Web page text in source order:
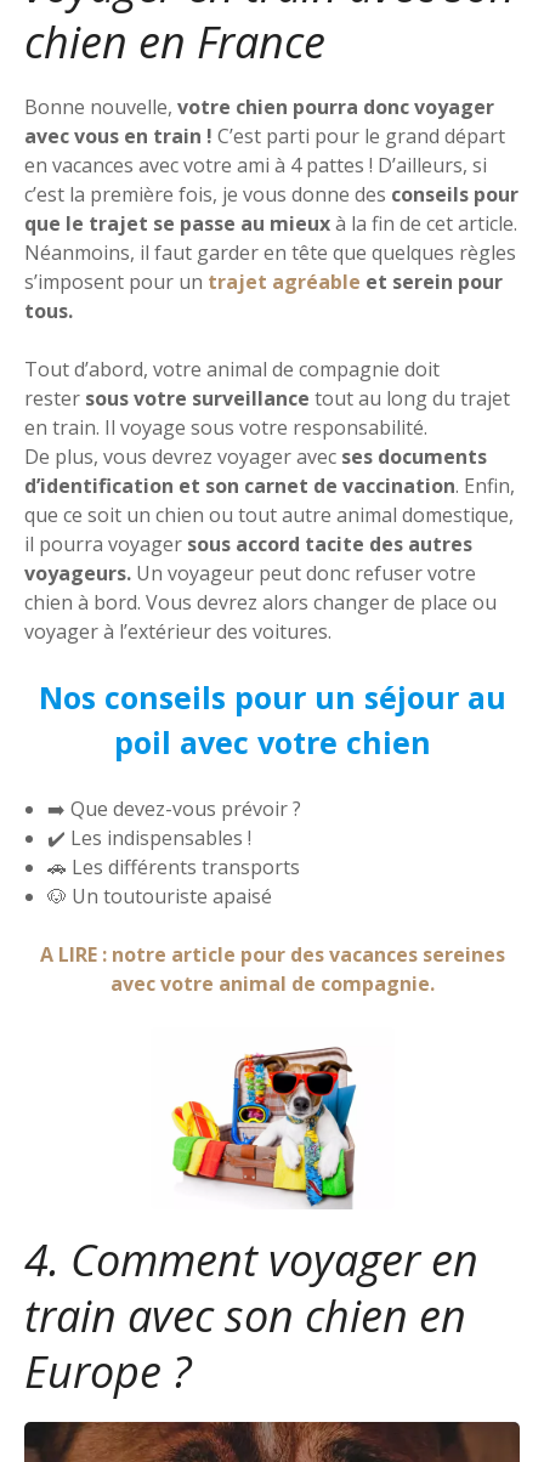
chien en France
Bonne nouvelle, votre chien pourra donc voyager
avec vous en train ! C’est parti pour le grand départ
en vacances avec votre ami à 4 pattes ! D’ailleurs, si
c’est la première fois, je vous donne des conseils pour
que le trajet se passe au mieuxà la fin de cet article.
Néanmoins, il faut garder en tête que quelques règles
s’imposent pour un trajet agréable et serein pour
tous.
Tout d’abord, votre animal de compagnie doit
rester sous votre surveillance tout au long du trajet
en train. Il voyage sous votre responsabilité.
De plus, vous devrez voyager avec ses documents
d’identification et son carnet de vaccination. Enfin,
que ce soit un chien ou tout autre animal domestique,
il pourra voyager sous accord tacite des autres
voyageurs. Un voyageur peut donc refuser votre
chien à bord. Vous devrez alors changer de place ou
voyager à l’extérieur des voitures.
Nos conseils pour un séjour au
poil avec votre chien
➡️ Que devez-vous prévoir ?
✔️ Les indispensables !
🚗 Les différents transports
🐶 Un toutouriste apaisé
A LIRE : notre article pour des vacances sereines
avec votre animal de compagnie.
4. Comment voyager en
train avec son chien en
Europe ?